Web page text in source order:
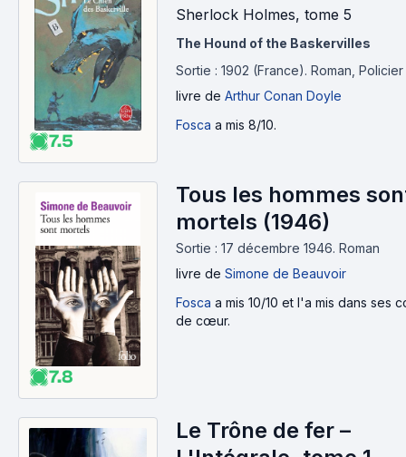
7.5
Sherlock Holmes, tome 5
The Hound of the Baskervilles
Sortie : 1902 (France). Roman, Policier
livre de Arthur Conan Doyle
Fosca a mis 8/10.
7.8
Tous les hommes
mortels (1946)
Sortie : 17 décembre 1946. Roman
livre de Simone de Beauvoir
Fosca a mis 10/10 et l'a mis dans ses
de cœur.
Le Trône de fer –